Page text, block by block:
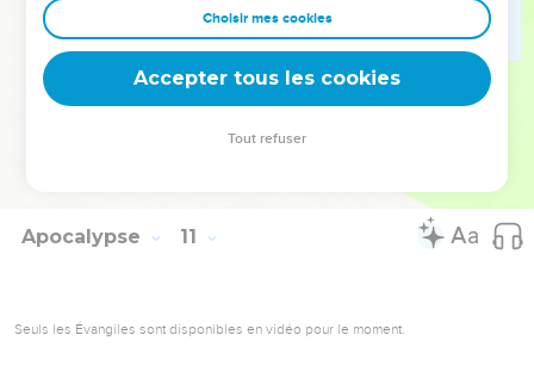
Je pris le petit livre de la main de l'ange et je l'avalai. Dans
ma bouche, il fut doux comme du miel, mais quand je l'eus
avalé, mon ventre fut rempli d'amertume.
Puis on me dit : « Il faut que tu prophétises de nouveau sur
Apocalypse 11
Seuls les Évangiles sont disponibles en vidéo pour le moment.
Choisir mes cookies
Accepter tous les cookies
Tout refuser